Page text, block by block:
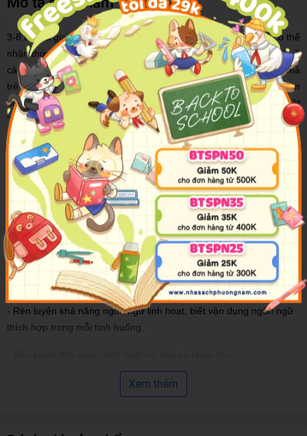
3-8 tuổi là giai đoạn bộ não của trẻ phát triển nhanh nhất để có thể
nhận thức được màu sắc, hình khối, đồ vật, phát triển mạnh mẽ về
cả ngôn ngữ, tư duy logic và khả năng sáng tạo... Cũng bởi thế mà
trẻ cần có những "công cụ" phù hợp để có thể nâng cao được toàn
diện những kỹ năng của mình. Bộ sách First sticker book
là một
"thiết kế" đặc biệt phù hợp cho trẻ ở độ tuổi này. Bộ sách gồm 6
cuốn, bao hàm tổng quát các lĩnh vực phát triển tư duy cần thiết, sẽ
giúp trẻ:
- Phát huy tối đa khả năng nhận biết thế giới xung quanh, các hình
khối, đồ vật.
- Nâng cao khả năng sáng tạo và tư duy logic, giúp bé tạo ra
những “tác phẩm” độc đáo mang cá tính riêng.
- Nhận biết và phân biệt được chính xác giữa cơ thể người và động
vật.
- Rèn luyện khả năng ngôn ngữ linh hoạt, biết vận dụng ngôn ngữ
thích hợp trong mỗi tình huống.
Xem thêm